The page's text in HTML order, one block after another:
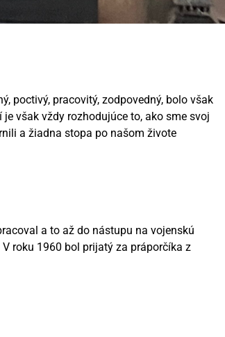
poctivý, pracovitý, zodpovedný, bolo však
však vždy rozhodujúce to, ako sme svoj
a žiadna stopa po našom živote
a to až do nástupu na vojenskú
roku 1960 bol prijatý za práporčíka z